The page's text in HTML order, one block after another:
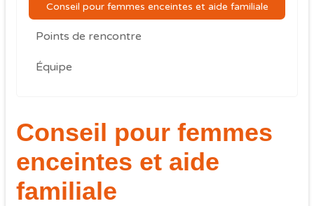
Conseil pour femmes enceintes et aide familiale
Points de rencontre
Équipe
Conseil pour femmes
enceintes et aide
familiale